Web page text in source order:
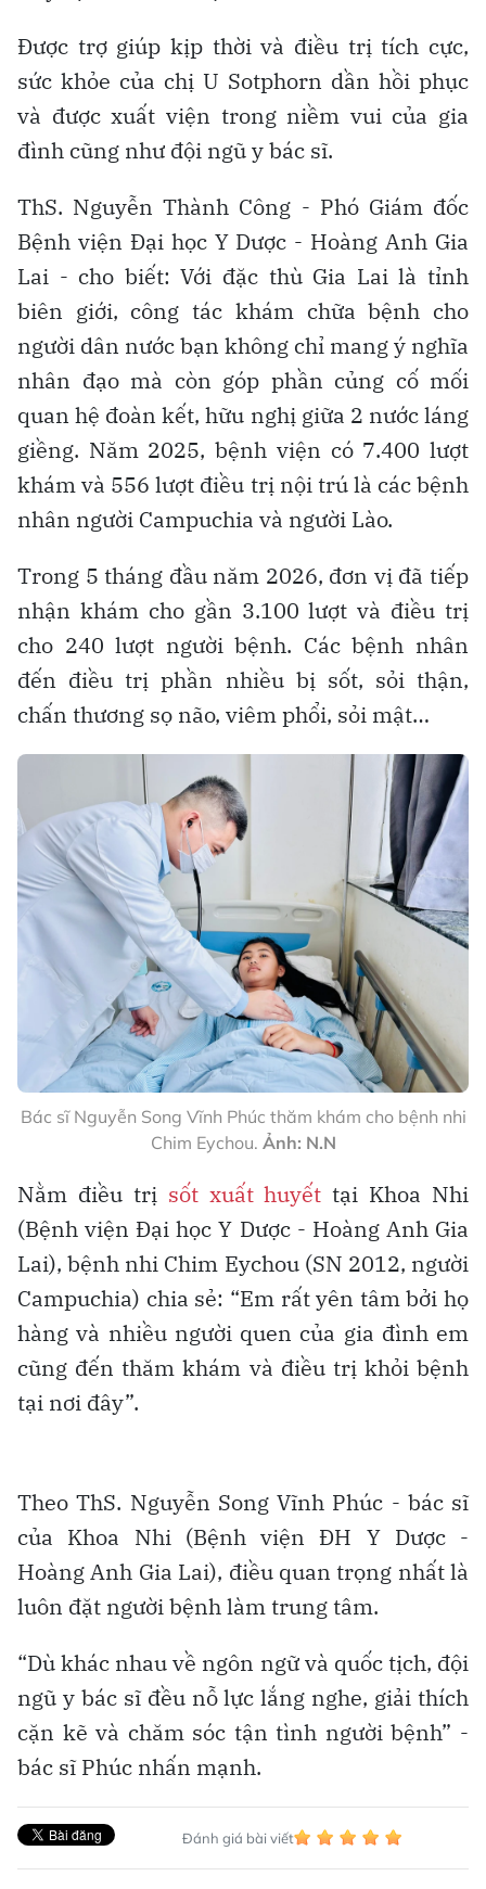
Được trợ giúp kịp thời và điều trị tích cực,
sức khỏe của chị U Sotphorn dần hồi phục
và được xuất viện trong niềm vui của gia
đình cũng như đội ngũ y bác sĩ.
ThS. Nguyễn Thành Công - Phó Giám đốc
Bệnh viện Đại học Y Dược - Hoàng Anh Gia
Lai - cho biết: Với đặc thù Gia Lai là tỉnh
biên giới, công tác khám chữa bệnh cho
người dân nước bạn không chỉ mang ý nghĩa
nhân đạo mà còn góp phần củng cố mối
quan hệ đoàn kết, hữu nghị giữa 2 nước láng
giềng. Năm 2025, bệnh viện có 7.400 lượt
khám và 556 lượt điều trị nội trú là các bệnh
nhân người Campuchia và người Lào.
Trong 5 tháng đầu năm 2026, đơn vị đã tiếp
nhận khám cho gần 3.100 lượt và điều trị
cho 240 lượt người bệnh. Các bệnh nhân
đến điều trị phần nhiều bị sốt, sỏi thận,
chấn thương sọ não, viêm phổi, sỏi mật…
Bác sĩ Nguyễn Song Vĩnh Phúc thăm khám cho bệnh nhi
Chim Eychou. Ảnh: N.N
Nằm điều trị sốt xuất huyết tại Khoa Nhi
(Bệnh viện Đại học Y Dược - Hoàng Anh Gia
Lai), bệnh nhi Chim Eychou (SN 2012, người
Campuchia) chia sẻ: “Em rất yên tâm bởi họ
hàng và nhiều người quen của gia đình em
cũng đến thăm khám và điều trị khỏi bệnh
tại nơi đây”.
Theo ThS. Nguyễn Song Vĩnh Phúc - bác sĩ
của Khoa Nhi (Bệnh viện ĐH Y Dược -
Hoàng Anh Gia Lai), điều quan trọng nhất là
luôn đặt người bệnh làm trung tâm.
“Dù khác nhau về ngôn ngữ và quốc tịch, đội
ngũ y bác sĩ đều nỗ lực lắng nghe, giải thích
cặn kẽ và chăm sóc tận tình người bệnh” -
bác sĩ Phúc nhấn mạnh.
Đánh giá bài viết